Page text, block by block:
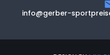
info@gerber-